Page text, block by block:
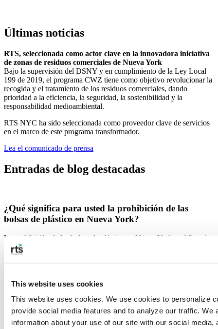
This website uses cookies
This website uses cookies. We use cookies to personalize
provide social media features and to analyze our traffic. We
information about your use of our site with our social media,
Últimas noticias
RTS, seleccionada como actor clave en la innovadora iniciativa
de zonas de residuos comerciales de Nueva York
Bajo la supervisión del DSNY y en cumplimiento de la Ley Local
199 de 2019, el programa CWZ tiene como objetivo revolucionar la
recogida y el tratamiento de los residuos comerciales, dando
prioridad a la eficiencia, la seguridad, la sostenibilidad y la
responsabilidad medioambiental.
RTS NYC ha sido seleccionada como proveedor clave de servicios
en el marco de este programa transformador.
Lea el comunicado de prensa
Entradas de blog destacadas
¿Qué significa para usted la prohibición de las
bolsas de plástico en Nueva York?
La prohibición de las bolsas de plástico en Nueva York prohíbe a los
comercios minoristas distribuir bolsas de plástico de un solo uso con
el fin de promover la sostenibilidad.
NYC Organics Update: la ley se amplía para
abarcar a más empresas